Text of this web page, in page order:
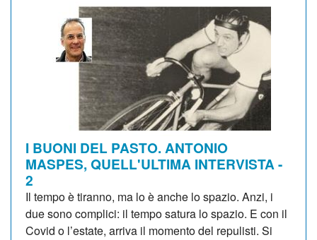
I BUONI DEL PASTO. ANTONIO
MASPES, QUELL'ULTIMA INTERVISTA -
2
Il tempo è tiranno, ma lo è anche lo spazio. Anzi, i
due sono complici: il tempo satura lo spazio. E con il
Covid o l’estate, arriva il momento del repulisti. Si